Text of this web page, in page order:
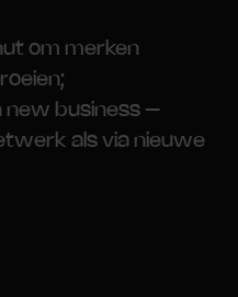
om merken
new business –
als via nieuwe